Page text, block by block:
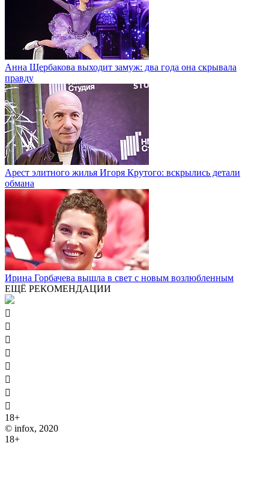
Анна Щербакова выходит замуж: два года она скрывала
правду
Арест элитного жилья Игоря Крутого: вскрылись детали
обмана
Ирина Горбачева вышла в свет с новым возлюбленным
ЕЩЁ РЕКОМЕНДАЦИИ








18+
© infox, 2020
18+